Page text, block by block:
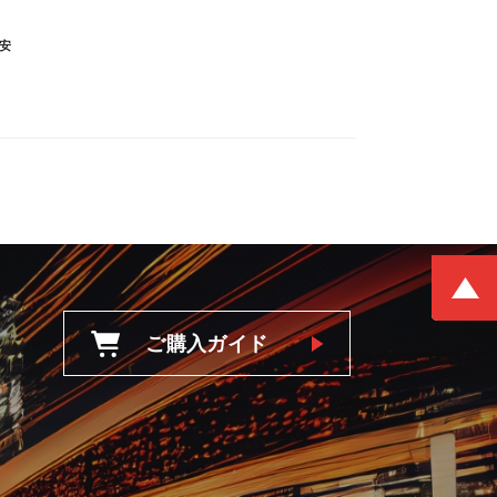
ご購入ガイド